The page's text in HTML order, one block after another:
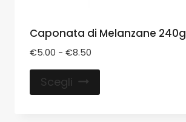
Caponata di Melanzane 240g
€5.00 - €8.50
Scegli